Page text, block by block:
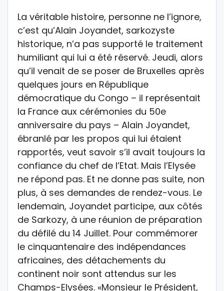
La véritable histoire, personne ne l’ignore,
c’est qu’Alain Joyandet, sarkozyste
historique, n’a pas supporté le traitement
humiliant qui lui a été réservé. Jeudi, alors
qu’il venait de se poser de Bruxelles après
quelques jours en République
démocratique du Congo – il représentait
la France aux cérémonies du 50e
anniversaire du pays – Alain Joyandet,
ébranlé par les propos qui lui étaient
rapportés, veut savoir s’il avait toujours la
confiance du chef de l’Etat. Mais l’Elysée
ne répond pas. Et ne donne pas suite, non
plus, à ses demandes de rendez-vous. Le
lendemain, Joyandet participe, aux côtés
de Sarkozy, à une réunion de préparation
du défilé du 14 Juillet. Pour commémorer
le cinquantenaire des indépendances
africaines, des détachements du
continent noir sont attendus sur les
Champs-Elysées. «Monsieur le Président,